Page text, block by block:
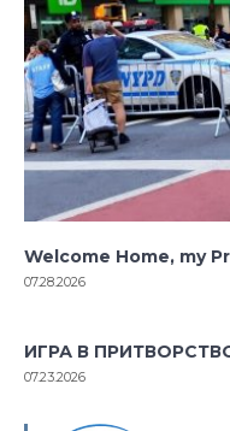
Welcome Home, my
07.28.2026
ИГРА В
07.23.2026